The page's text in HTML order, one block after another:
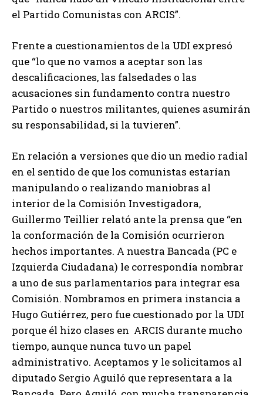
el Partido Comunistas con ARCIS”.
Frente a cuestionamientos de la UDI expresó
que “lo que no vamos a aceptar son las
descalificaciones, las falsedades o las
acusaciones sin fundamento contra nuestro
Partido o nuestros militantes, quienes asumirán
su responsabilidad, si la tuvieren”.
En relación a versiones que dio un medio radial
en el sentido de que los comunistas estarían
manipulando o realizando maniobras al
interior de la Comisión Investigadora,
Guillermo Teillier relató ante la prensa que “en
la conformación de la Comisión ocurrieron
hechos importantes. A nuestra Bancada (PC e
Izquierda Ciudadana) le correspondía nombrar
a uno de sus parlamentarios para integrar esa
Comisión. Nombramos en primera instancia a
Hugo Gutiérrez, pero fue cuestionado por la UDI
porque él hizo clases en ARCIS durante mucho
tiempo, aunque nunca tuvo un papel
administrativo. Aceptamos y le solicitamos al
diputado Sergio Aguiló que representara a la